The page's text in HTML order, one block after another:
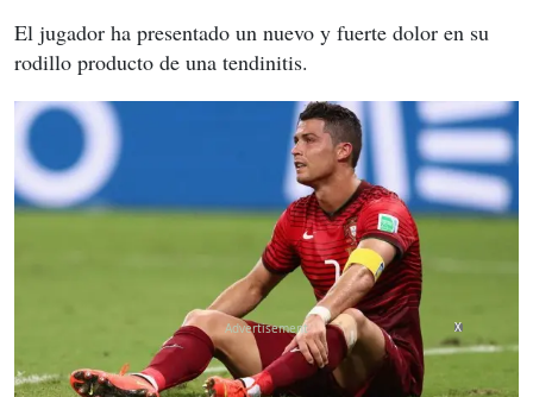
El jugador ha presentado un nuevo y fuerte dolor en su
rodillo producto de una tendinitis.
X